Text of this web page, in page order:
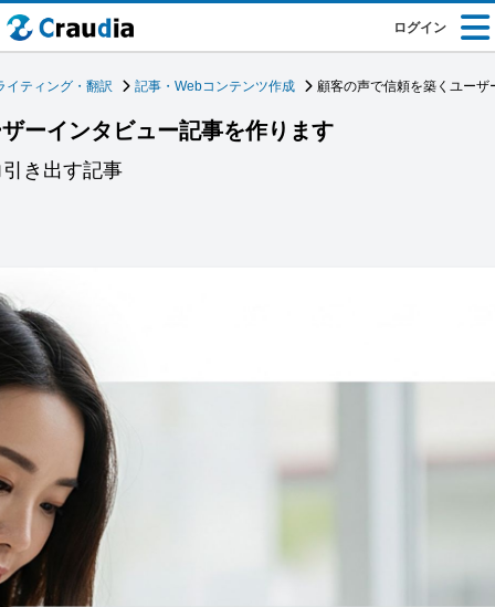
ログイン
イティング・翻訳 記事・Webコンテンツ作成 顧客の声で信頼を築くユー
ーインタビュー記事を作ります
き出す記事